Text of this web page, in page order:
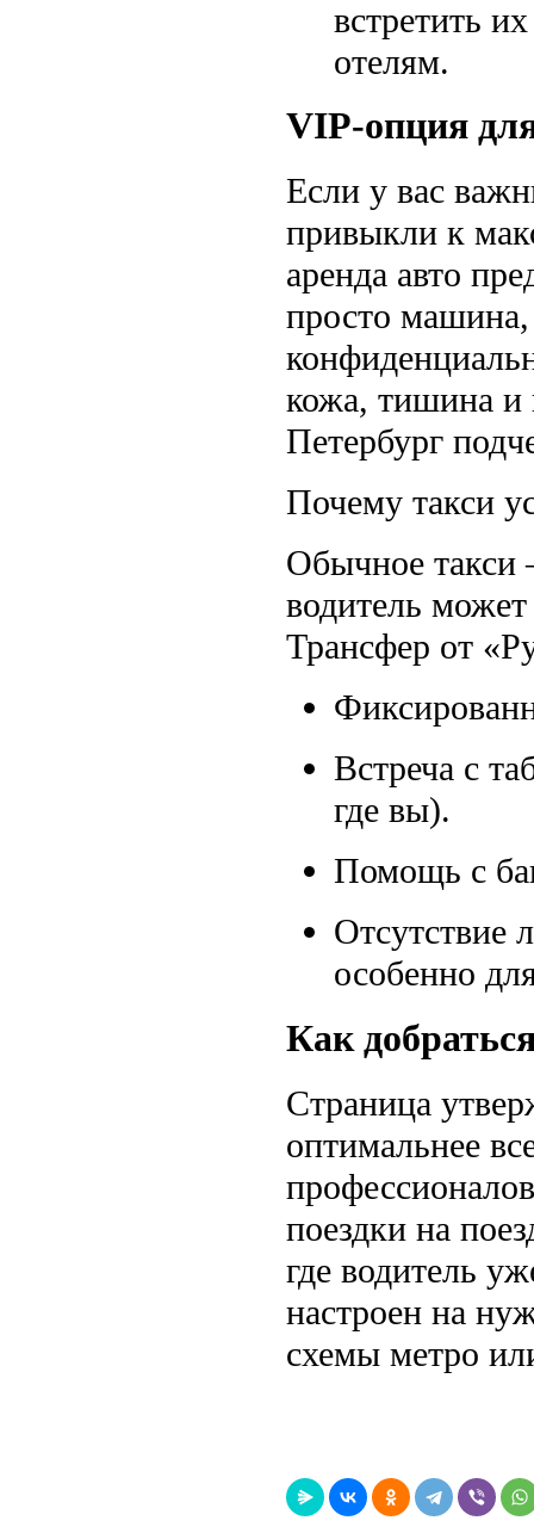
встретить
отелям.
VIP-опция
Если у вас
привыкли к
аренда авто
просто машина,
кожа, тишина и
Петербург
Почему такси
Обычное такси
водитель
Трансфер от
Встреча с
где вы).
Помощь с
Отсутствие
особенно
Как
Страница
оптимальнее
поездки на
где водитель
настроен на
схемы метро